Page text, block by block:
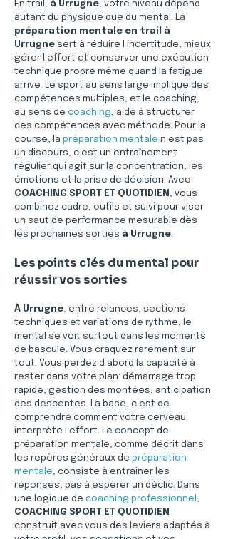
En trail, à Urrugne, votre niveau dépend
autant du physique que du mental. La
préparation mentale en trail à
Urrugne sert à réduire l incertitude, mieux
gérer l effort et conserver une exécution
technique propre même quand la fatigue
arrive. Le sport au sens large implique des
compétences multiples, et le coaching,
au sens de coaching, aide à structurer
ces compétences avec méthode. Pour la
course, la préparation mentale n est pas
un discours, c est un entraînement
régulier qui agit sur la concentration, les
émotions et la prise de décision. Avec
COACHING SPORT ET QUOTIDIEN , vous
combinez cadre, outils et suivi pour viser
un saut de performance mesurable dès
les prochaines sorties à Urrugne.
Les points clés du mental pour
réussir vos sorties
À Urrugne, entre relances, sections
techniques et variations de rythme, le
mental se voit surtout dans les moments
de bascule. Vous craquez rarement sur
tout. Vous perdez d abord la capacité à
rester dans votre plan: démarrage trop
rapide, gestion des montées, anticipation
des descentes. La base, c est de
comprendre comment votre cerveau
interprète l effort. Le concept de
préparation mentale, comme décrit dans
les repères généraux de préparation
mentale, consiste à entraîner les
réponses, pas à espérer un déclic. Dans
une logique de coaching professionnel ,
COACHING SPORT ET QUOTIDIEN
construit avec vous des leviers adaptés à